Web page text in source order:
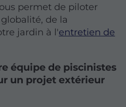
permet de piloter
de la
jardin à l'entretien de
équipe de piscinistes
un projet extérieur